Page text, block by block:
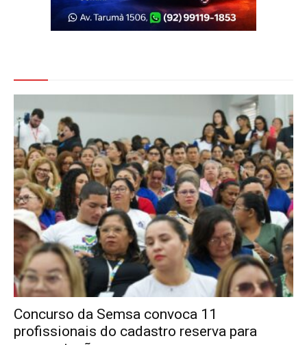
Concurso da Semsa convoca 11
profissionais do cadastro reserva para